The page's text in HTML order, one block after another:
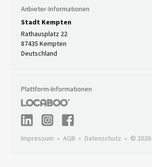
Anbieter-Informationen
Stadt Kempten
Rathausplatz 22
87435 Kempten
Deutschland
Plattform-Informationen
Impressum AGB Datenschutz ©